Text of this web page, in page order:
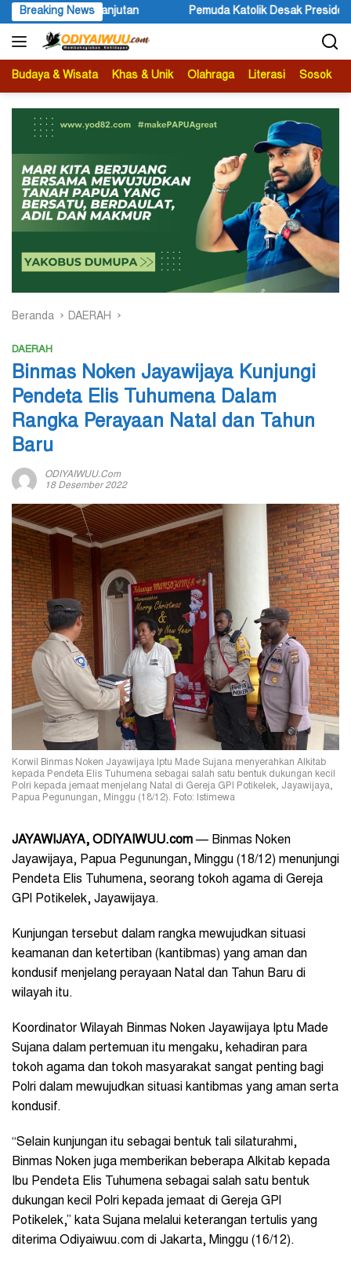
Langsung
ke
konten
Breaking News
Presiden Beri Atensi Terkait Peristiwa yang Menimpa Umat
Budaya & Wisata Khas & Unik Olahraga Literasi Sosok
Beranda DAERAH
DAERAH
Binmas Noken Jayawijaya Kunjungi
Pendeta Elis Tuhumena Dalam
Rangka Perayaan Natal dan Tahun
Baru
ODIYAIWUU.com
18 Desember 2022
Korwil Binmas Noken Jayawijaya Iptu Made Sujana menyerahkan Alkitab
kepada Pendeta Elis Tuhumena sebagai salah satu bentuk dukungan kecil
Polri kepada jemaat menjelang Natal di Gereja GPI Potikelek, Jayawijaya,
Papua Pegunungan, Minggu (18/12). Foto: Istimewa
JAYAWIJAYA, ODIYAIWUU.com — Binmas Noken
Jayawijaya, Papua Pegunungan, Minggu (18/12) menunjungi
Pendeta Elis Tuhumena, seorang tokoh agama di Gereja
GPI Potikelek, Jayawijaya.
Kunjungan tersebut dalam rangka mewujudkan situasi
keamanan dan ketertiban (kantibmas) yang aman dan
kondusif menjelang perayaan Natal dan Tahun Baru di
wilayah itu.
Koordinator Wilayah Binmas Noken Jayawijaya Iptu Made
Sujana dalam pertemuan itu mengaku, kehadiran para
tokoh agama dan tokoh masyarakat sangat penting bagi
Polri dalam mewujudkan situasi kantibmas yang aman serta
kondusif.
“Selain kunjungan itu sebagai bentuk tali silaturahmi,
Binmas Noken juga memberikan beberapa Alkitab kepada
Ibu Pendeta Elis Tuhumena sebagai salah satu bentuk
dukungan kecil Polri kepada jemaat di Gereja GPI
Potikelek,” kata Sujana melalui keterangan tertulis yang
diterima Odiyaiwuu.com di Jakarta, Minggu (16/12).